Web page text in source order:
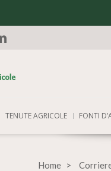
TENUTE AGRICOLE FONTI
Home